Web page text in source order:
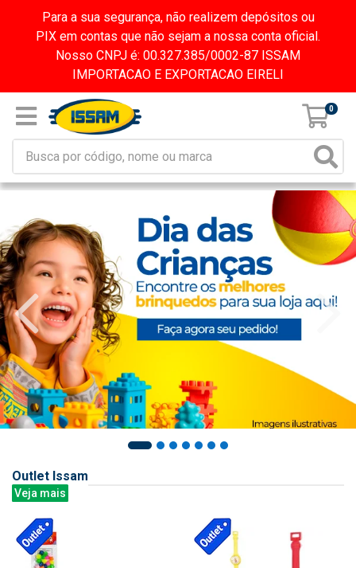
Para a sua segurança, não realizem depósitos ou
PIX em contas que não sejam a nossa conta oficial.
Nosso CNPJ é: 00.327.385/0002-87 ISSAM
IMPORTACAO E EXPORTACAO EIRELI
0
Outlet Issam
Veja mais